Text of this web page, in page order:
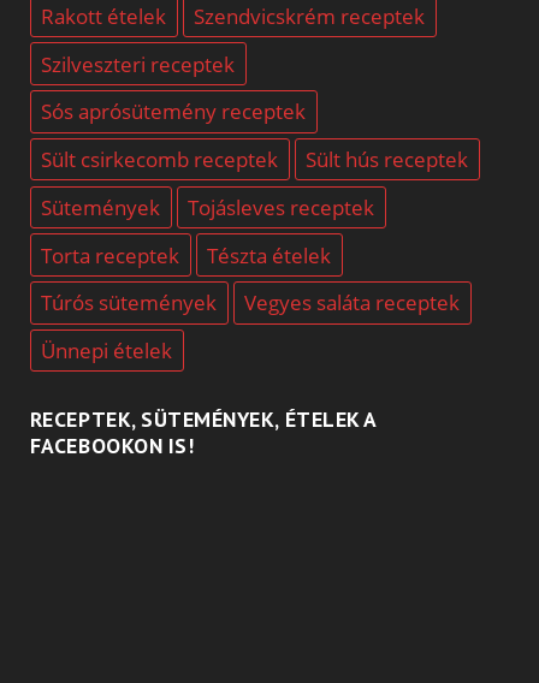
Rakott ételek
Szendvicskrém receptek
Szilveszteri receptek
Sós aprósütemény receptek
Sült csirkecomb receptek
Sült hús receptek
Sütemények
Tojásleves receptek
Torta receptek
Tészta ételek
Túrós sütemények
Vegyes saláta receptek
Ünnepi ételek
RECEPTEK, SÜTEMÉNYEK, ÉTELEK A
FACEBOOKON IS!